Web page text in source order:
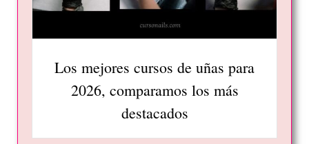
Los mejores cursos de uñas para
2026, comparamos los más
destacados